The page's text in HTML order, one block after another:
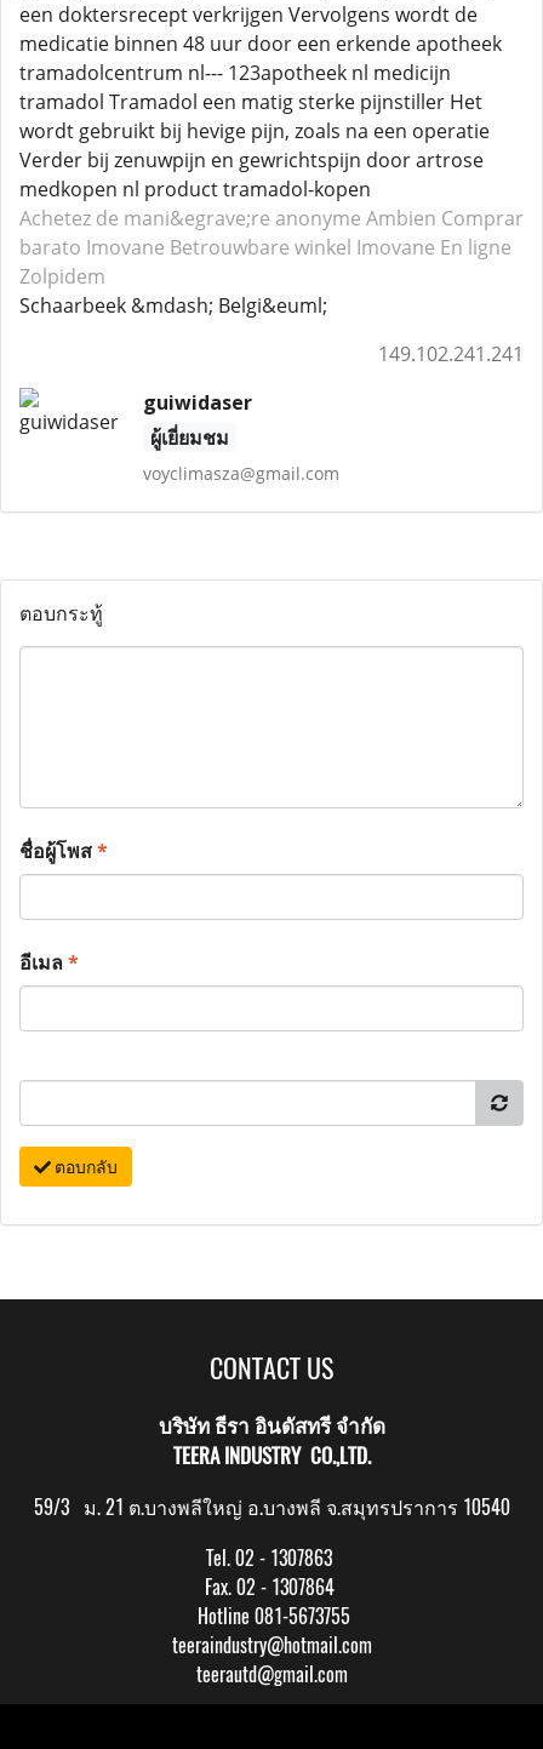
een doktersrecept verkrijgen Vervolgens wordt de
medicatie binnen 48 uur door een erkende apotheek
tramadolcentrum nl--- 123apotheek nl medicijn
tramadol Tramadol een matig sterke pijnstiller Het
wordt gebruikt bij hevige pijn, zoals na een operatie
Verder bij zenuwpijn en gewrichtspijn door artrose
medkopen nl product tramadol-kopen
Achetez de mani&egrave;re anonyme Ambien Comprar
barato Imovane Betrouwbare winkel Imovane En ligne
Zolpidem
Schaarbeek &mdash; Belgi&euml;
149.102.241.241
guiwidaser
ผู้เยี่ยมชม
voyclimasza@gmail.com
ตอบกระทู้
ชื่อผู้โพส*
อีเมล*
ตอบกลับ
CONTACT US
บริษัท ธีรา อินดัสทรี จำกัด
TEERA INDUSTRY CO.,LTD.
59/3 ม. 21 ต.บางพลีใหญ่ อ.บางพลี จ.สมุทรปราการ 10540
Tel. 02 - 1307863
Fax. 02 - 1307864
Hotline 081-5673755
teeraindustry@hotmail.com
teerautd@gmail.com